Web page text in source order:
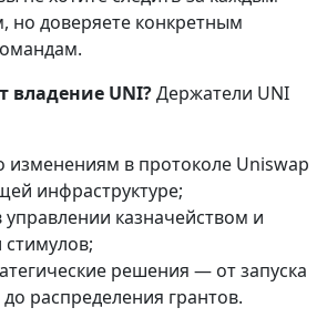
но доверяете конкретным
владение UNI?Держатели UNI
изменениям в протоколе Uniswap
инфраструктуре;
управлении казначейством и
решения — от запуска
распределения грантов.